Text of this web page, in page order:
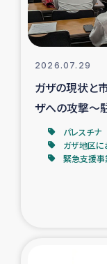
ガザ空
ガ
ガザ地区
2026.07.29
ガザの現状と
ザへの攻撃～
パレスチナ
ガザ地区
緊急支援事